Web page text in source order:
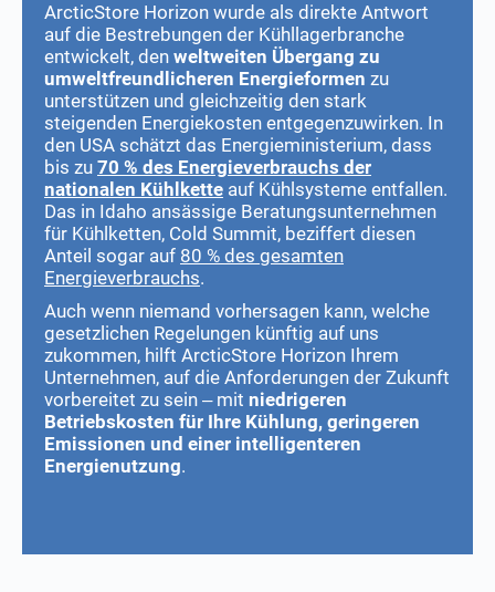
ArcticStore Horizon wurde als direkte Antwort
auf die Bestrebungen der Kühllagerbranche
entwickelt, den weltweiten Übergang zu
umweltfreundlicheren Energieformen zu
unterstützen und gleichzeitig den stark
steigenden Energiekosten entgegenzuwirken. In
den USA schätzt das Energieministerium, dass
bis zu 70 % des Energieverbrauchs der
nationalen Kühlkette auf Kühlsysteme entfallen.
Das in Idaho ansässige Beratungsunternehmen
für Kühlketten, Cold Summit, beziffert diesen
Anteil sogar auf 80 % des gesamten
Energieverbrauchs.
Auch wenn niemand vorhersagen kann, welche
gesetzlichen Regelungen künftig auf uns
zukommen, hilft ArcticStore Horizon Ihrem
Unternehmen, auf die Anforderungen der Zukunft
vorbereitet zu sein – mit niedrigeren
Betriebskosten für Ihre Kühlung, geringeren
Emissionen und einer intelligenteren
Energienutzung.